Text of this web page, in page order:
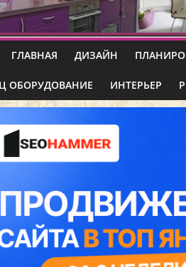
ГЛАВНАЯ ДИЗАЙН
ОБОРУДОВАНИЕ ИНТЕРЬЕР